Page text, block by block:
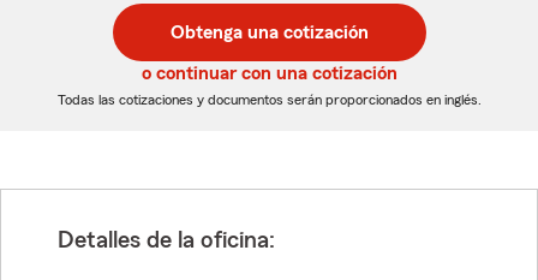
de
5
dígitos
de
5
dígitos
Obtenga una cotización
o continuar con una cotización
Todas las cotizaciones y documentos serán proporcionados en inglés.
Detalles de la oficina: